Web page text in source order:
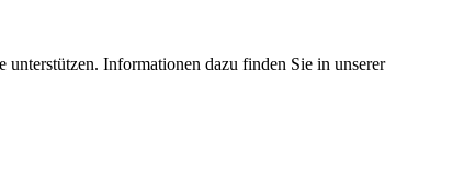
Informationen dazu finden Sie in unserer